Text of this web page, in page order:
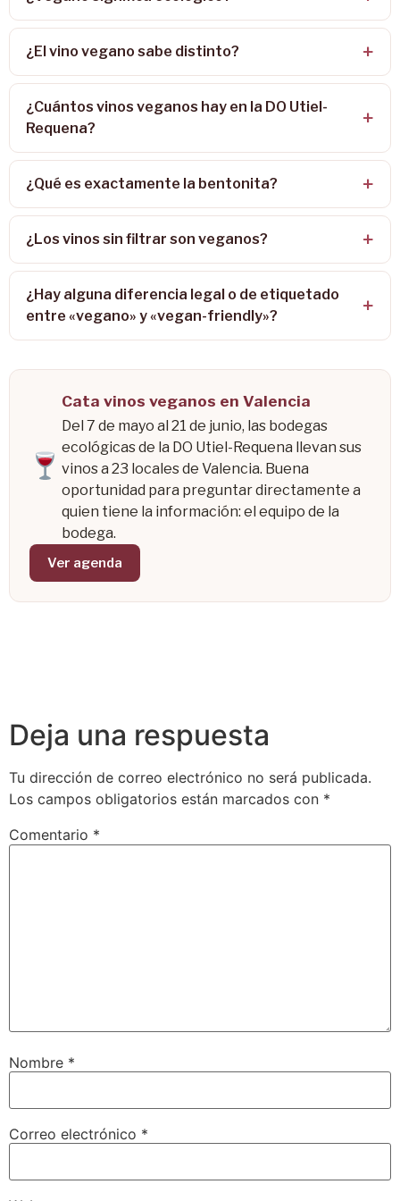
¿El vino vegano sabe distinto?
¿Cuántos vinos veganos hay en la DO Utiel-
Requena?
¿Qué es exactamente la bentonita?
¿Los vinos sin filtrar son veganos?
¿Hay alguna diferencia legal o de etiquetado
entre «vegano» y «vegan-friendly»?
Cata vinos veganos en Valencia
Del 7 de mayo al 21 de junio, las bodegas
ecológicas de la DO Utiel-Requena llevan sus
vinos a 23 locales de Valencia. Buena
oportunidad para preguntar directamente a
quien tiene la información: el equipo de la
bodega.
Ver agenda
Deja una respuesta
Tu dirección de correo electrónico no será publicada.
Los campos obligatorios están marcados con *
Comentario *
Nombre *
Correo electrónico *